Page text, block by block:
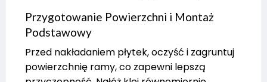
Przygotowanie Powierzchni i Montaż
Podstawowy
Przed nakładaniem płytek, oczyść i zagruntuj
powierzchnię ramy, co zapewni lepszą